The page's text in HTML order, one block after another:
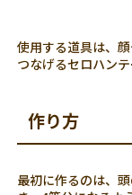
使用する道具は、
つなげるセロハンテ
作り方
最初に作るのは、